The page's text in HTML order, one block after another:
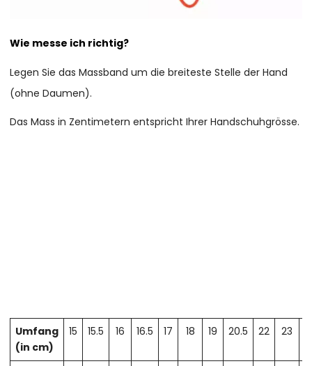
Wie messe ich richtig?
Legen Sie das Massband um die breiteste Stelle der Hand
(ohne Daumen).
Das Mass in Zentimetern entspricht Ihrer Handschuhgrösse.
Umfang
(in cm)
15 15.5 16 16.5 17 18 19 20.5 22 23